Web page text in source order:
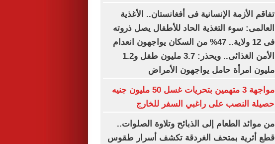
تفاقم الأزمة الإنسانية فى أفغانستان.. الأغذية
العالمى: سوء التغذية الحاد للأطفال يصل ذروته
فى 12 ولاية.. 47% من السكان يواجهون انعدام
الأمن الغذائى.. ويحذر: 3.7 مليون طفل و1.2
مليون امرأة حامل يواجهون الأمراض
مواجهة 3 متهمين بتحريات غسل 50 مليون جنيه
حصيلة النصب على راغبي السفر للخارج
من موائد الطعام إلى الذبائح وتلاوة الصلوات..
قطع أثرية بمتحف الغردقة تكشف أسرار طقوس